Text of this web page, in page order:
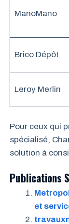
ManoMano
Brico Dépôt
Leroy Merlin
Pour ceux qui
spécialisé,
solution à
Publications
et